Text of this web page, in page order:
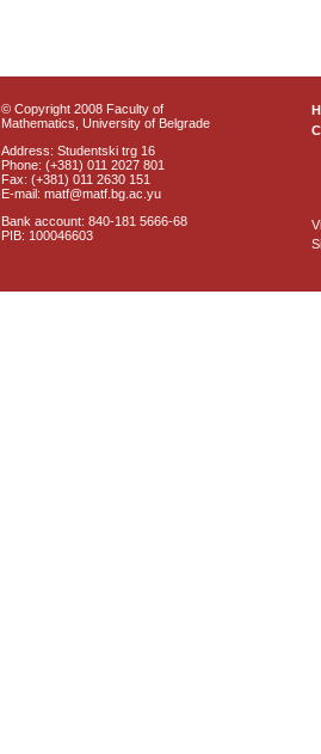
© Copyright 2008 Faculty of
Mathematics, University of Belgrade
Address: Studentski trg 16
Phone: (+381) 011 2027 801
Fax: (+381) 011 2630 151
E-mail: matf@matf.bg.ac.yu
Bank account: 840-181 5666-68
PIB: 100046603